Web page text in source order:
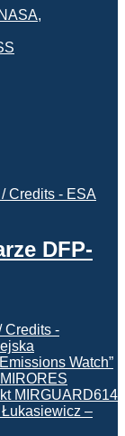
DFP-
Watch”
MIRGUARD614